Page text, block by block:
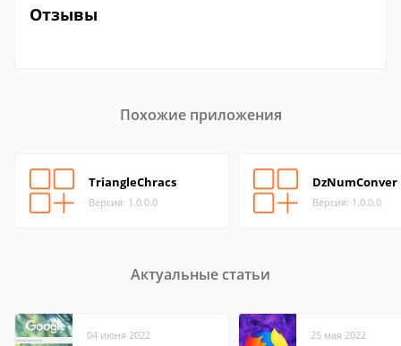
Отзывы
Похожие приложения
TriangleChracs
Версия: 1.0.0.0
DzNumConver
Версия: 1.0.0.0
Актуальные статьи
04 июня 2022 25 мая 2022